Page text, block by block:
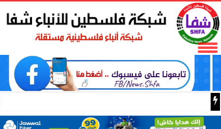
د. مجدلاني: النظام السياسي بحاجة لتجديد الشرعية عبر